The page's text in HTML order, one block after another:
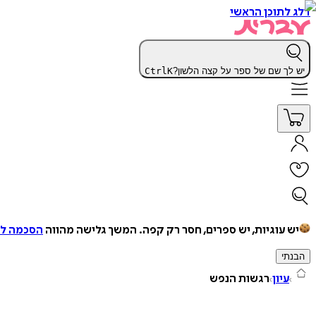
דלג לתוכן הראשי
יש לך שם של ספר על קצה הלשון? CtrlK
יש עוגיות, יש ספרים, חסר רק קפה. המשך גלישה מהווה הסכמה
הבנתי
עיון רגשות הנפש